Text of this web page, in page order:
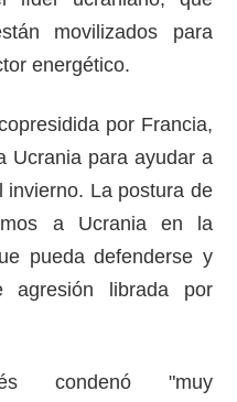
movilizados para
energético.
por Francia,
Ucrania para ayudar a
invierno. La postura de
a Ucrania en la
pueda defenderse y
librada por
condenó "muy